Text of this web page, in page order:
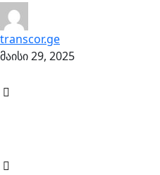
transcor.ge
მაისი 29, 2025